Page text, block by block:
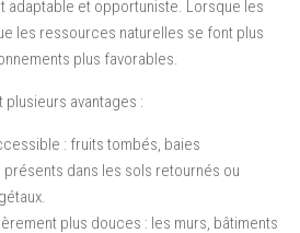
adaptable et opportuniste. Lorsque les
les ressources naturelles se font plus
plus favorables.
avantages :
: fruits tombés, baies
dans les sols retournés ou
plus douces : les murs, bâtiments